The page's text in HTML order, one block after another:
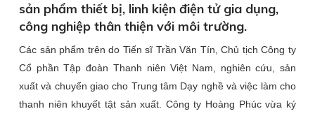
sản phẩm thiết bị, linh kiện điện tử gia dụng,
công nghiệp thân thiện với môi trường.
Các sản phẩm trên do Tiến sĩ Trần Văn Tín, Chủ tịch Công ty
Cổ phần Tập đoàn Thanh niên Việt Nam, nghiên cứu, sản
xuất và chuyển giao cho Trung tâm Dạy nghề và việc làm cho
thanh niên khuyết tật sản xuất. Công ty Hoàng Phúc vừa ký